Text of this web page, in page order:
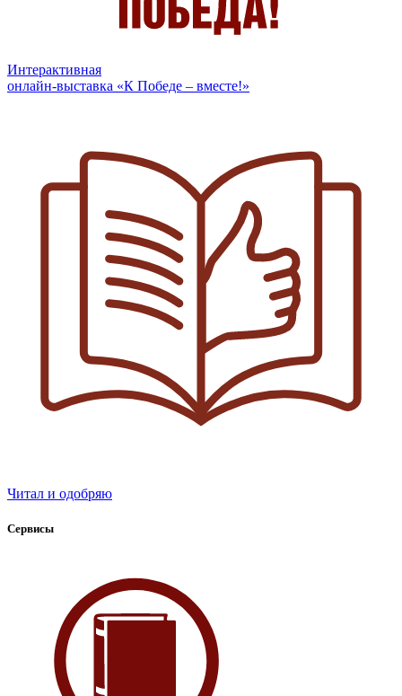
Интерактивная
онлайн-выставка «К Победе – вместе!»
Читал и одобряю
Сервисы